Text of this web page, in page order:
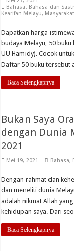
Bahasa, Bahasa dan
Kearifan Melayu,
Dapatkan harga
budaya Melayu, 50 buku
UU Hamidy). Cocok
Daftar 50 buku
Baca Selengkapnya
Bukan Saya
dengan Dunia
2021
Mei 19, 2021 Bahasa,
Dengan rahmat dan
dan meneliti dunia
adalah nikmat Allah
kehidupan saya. Dari
Baca Selengkapnya